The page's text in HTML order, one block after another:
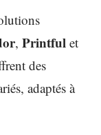
, Printful et
des
adaptés à